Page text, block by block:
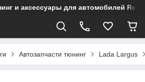
и аксессуары для автомобилей
Автозапчасти тюнинг Lada Largus